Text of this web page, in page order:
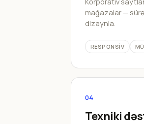
mağazalar —
dizaynla.
RESPONSIV
04
Texniki